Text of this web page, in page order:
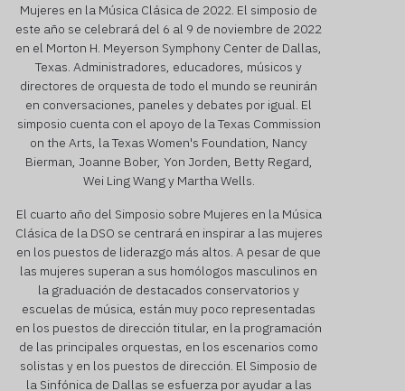
Mujeres en la Música Clásica de 2022. El simposio de
este año se celebrará del 6 al 9 de noviembre de 2022
en el Morton H. Meyerson Symphony Center de Dallas,
Texas. Administradores, educadores, músicos y
directores de orquesta de todo el mundo se reunirán
en conversaciones, paneles y debates por igual. El
simposio cuenta con el apoyo de la Texas Commission
on the Arts, la Texas Women's Foundation, Nancy
Bierman, Joanne Bober, Yon Jorden, Betty Regard,
Wei Ling Wang y Martha Wells.
El cuarto año del Simposio sobre Mujeres en la Música
Clásica de la DSO se centrará en inspirar a las mujeres
en los puestos de liderazgo más altos. A pesar de que
las mujeres superan a sus homólogos masculinos en
la graduación de destacados conservatorios y
escuelas de música, están muy poco representadas
en los puestos de dirección titular, en la programación
de las principales orquestas, en los escenarios como
solistas y en los puestos de dirección. El Simposio de
la Sinfónica de Dallas se esfuerza por ayudar a las